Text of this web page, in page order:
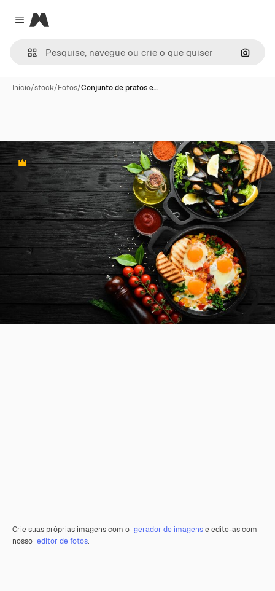
Close menu
Magnific
Início/stock/Fotos/Conjunto de pratos e…
Premium
Crie suas próprias imagens com o gerador de imagense edite-as com
nosso editor de fotos.